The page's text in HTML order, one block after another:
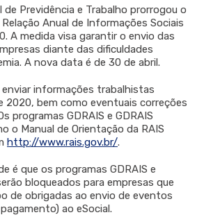
de Previdência e Trabalho prorrogou o
Anual de Informações Sociais
A medida visa garantir o envio das
diante das dificuldades
A nova data é de 30 de abril.
informações trabalhistas
2020, bem como eventuais correções
programas GDRAIS e GDRAIS
o Manual de Orientação da RAIS
http://www.rais.gov.br/.
é que os programas GDRAIS e
bloqueados para empresas que
de obrigadas ao envio de eventos
ao eSocial.